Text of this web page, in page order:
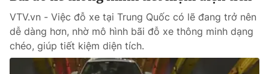
VTV.vn - Việc đỗ xe tại Trung Quốc có lẽ đang trở nên
dễ dàng hơn, nhờ mô hình bãi đỗ xe thông minh dạng
chéo, giúp tiết kiệm diện tích.